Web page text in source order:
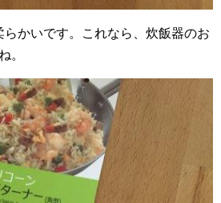
らかいです。これなら、炊飯器のお
。